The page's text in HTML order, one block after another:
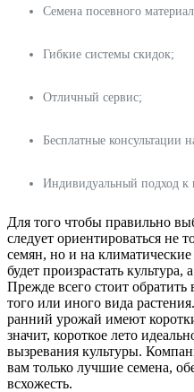
Семена посевного
Гибкие системы скидок;
Отличный сервис;
Бесплатные консультации
Индивидуальный подход к
Для того чтобы правильно
следует ориентироваться не
семян, но и на
будет произрастать
Прежде всего стоит
того или иного вида
ранний урожай имеют
значит, короткое лето
вызревания культуры.
вам только лучшие семена,
всхожесть.